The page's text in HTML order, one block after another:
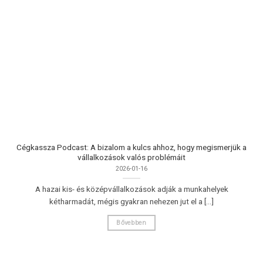
Cégkassza Podcast: A bizalom a kulcs ahhoz, hogy megismerjük a
vállalkozások valós problémáit
2026-01-16
A hazai kis- és középvállalkozások adják a munkahelyek
kétharmadát, mégis gyakran nehezen jut el a [...]
Bővebben